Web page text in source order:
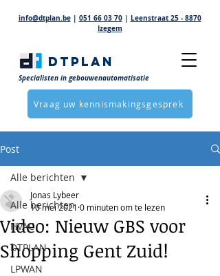
info@dtplan.be| 051 66 03 70| Leenstraat 25 - 8870
Izegem
DTPLAN
Vraag uw kennismakingsgesprek
Specialisten in gebouwenautomatisatie
Post
Alle berichten
HVAC
DTPLAN
LPWAN
Alle berichten
Video: Nieuw GBS voor
Shopping Gent Zuid!
Jonas Lybeer
10 mei 2021 0 minuten om te lezen